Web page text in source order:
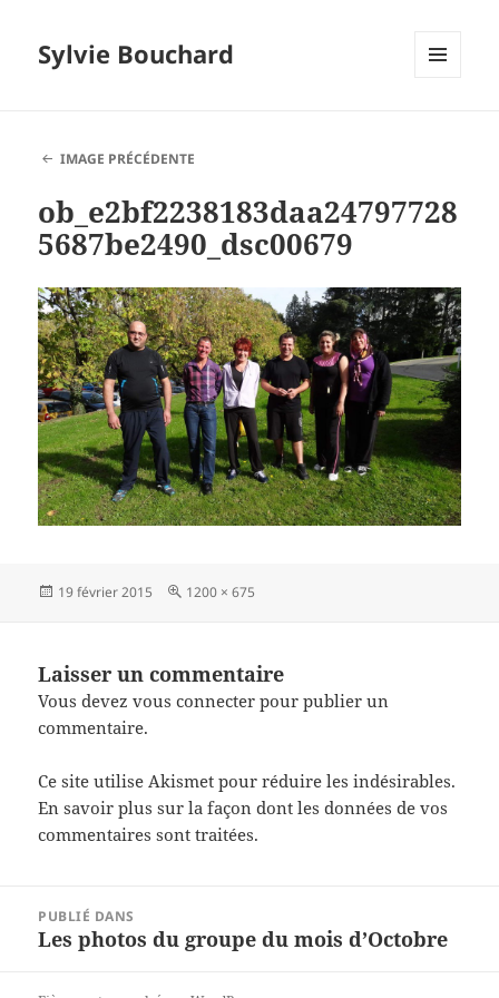
Sylvie Bouchard
IMAGE PRÉCÉDENTE
ob_e2bf2238183daa24797728
5687be2490_dsc00679
Publié
19 février 2015
Taille
1200 × 675
Laisser un commentaire
Vous devezvous connecter pour publier un
commentaire.
Ce site utilise Akismet pour réduire les indésirables.
En savoir plus sur la façon dont les données de vos
commentaires sont traitées.
l’article
PUBLIÉ DANS
Les photos du groupe du mois d’Octobre